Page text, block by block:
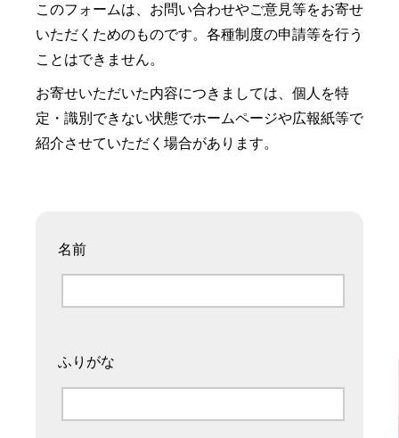
このフォームは、お問い合わせやご意見等をお寄せ
いただくためのものです。各種制度の申請等を行う
ことはできません。
お寄せいただいた内容につきましては、個人を特
定・識別できない状態でホームページや広報紙等で
紹介させていただく場合があります。
名前
ふりがな